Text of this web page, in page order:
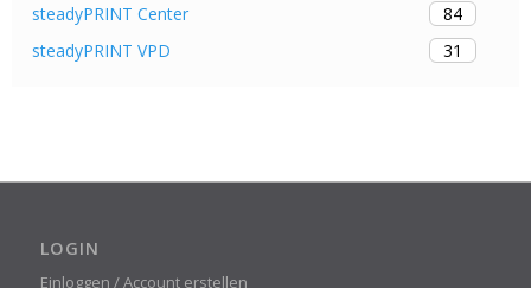
steadyPRINT Center
84
steadyPRINT VPD
31
LOGIN
Einloggen / Account erstellen